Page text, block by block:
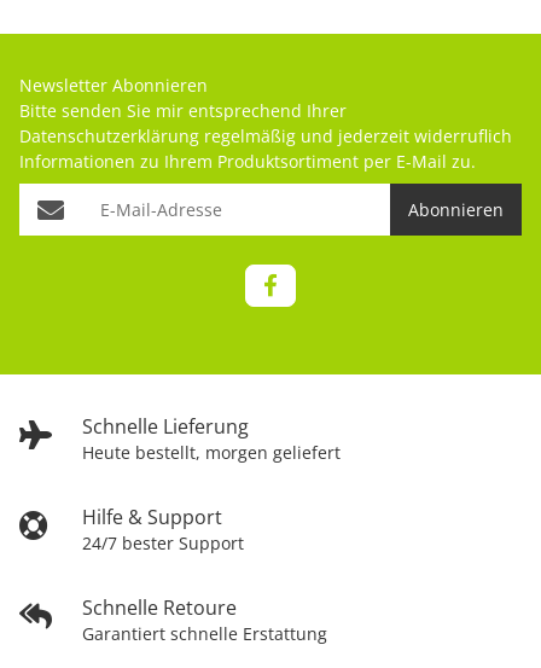
Schnelle Lieferung
Heute bestellt, morgen geliefert
Hilfe & Support
24/7 bester Support
Schnelle Retoure
Garantiert schnelle Erstattung
Newsletter Abonnieren
Bitte senden Sie mir entsprechend Ihrer
Datenschutzerklärung regelmäßig und jederzeit widerruflich
Informationen zu Ihrem Produktsortiment per E-Mail zu.
Abonnieren